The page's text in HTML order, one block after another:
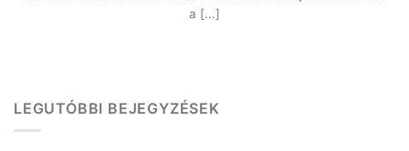
a [...]
LEGUTÓBBI BEJEGYZÉSEK